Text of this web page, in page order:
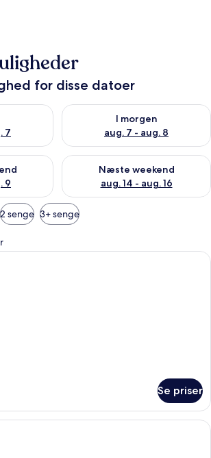
for disse datoer
7
i aften aug. 6 - aug. 7
I morgen
aug. 7 - aug. 8
Tjek tilgængelighed for i
9
denne weekend aug. 7 - aug. 9
Næste weekend
aug. 14 - aug. 16
Tjek tilgængelighed for næste
2 senge 3+ senge
Et soveværelse med seng, radiator
Se priser